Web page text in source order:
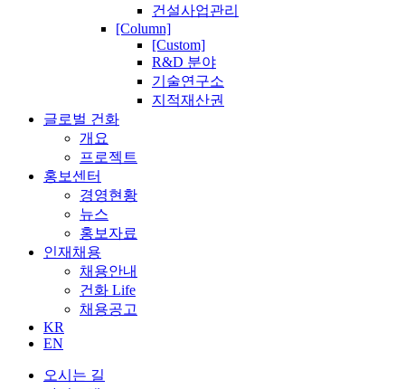
건설사업관리
[Column]
[Custom]
R&D 분야
기술연구소
지적재산권
글로벌 건화
개요
프로젝트
홍보센터
경영현황
뉴스
홍보자료
인재채용
채용안내
건화 Life
채용공고
KR
EN
오시는 길